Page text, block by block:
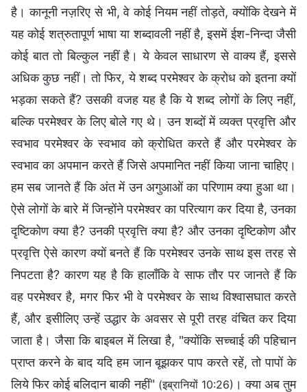
है। कानूनी नज़रिए से भी, वे कोई नियम नहीं तोड़ते, क्योंकि देखने में
यह कोई शत्रुतापूर्ण भाषा या शब्दावली नहीं है, इसमें ईश-निन्दा जैसी
कोई बात तो बिल्कुल नहीं है। ये केवल साधारण से वाक्य हैं, इससे
अधिक कुछ नहीं। तो फिर, ये शब्द परमेश्वर के क्रोध को इतना क्यों
भड़का सकते हैं? उसकी वजह यह है कि ये शब्द लोगों के लिए नहीं,
बल्कि परमेश्वर के लिए बोले गए थे। उन शब्दों में व्यक्त प्रवृत्ति और
स्वभाव परमेश्वर के स्वभाव को क्रोधित करते हैं और परमेश्वर के
स्वभाव का अपमान करते हैं जिसे अपमानित नहीं किया जाना चाहिए।
हम सब जानते हैं कि अंत में उन अगुआओं का परिणाम क्या हुआ था।
ऐसे लोगों के बारे में जिन्होंने परमेश्वर का परित्याग कर दिया है, उनका
दृष्टिकोण क्या है? उनकी प्रवृत्ति क्या है? और उनका दृष्टिकोण और
प्रवृत्ति ऐसे कारण क्यों बनते हैं कि परमेश्वर उनके साथ इस तरह से
निपटता है? कारण यह है कि हालाँकि वे साफ तौर पर जानते हैं कि
वह परमेश्वर है, मगर फिर भी वे परमेश्वर के साथ विश्वासघात करते
हैं, और इसीलिए उन्हें उद्धार के अवसर से पूरी तरह वंचित कर दिया
जाता है। जैसा कि बाइबल में लिखा है, "क्योंकि सच्‍चाई की पहिचान
प्राप्‍त करने के बाद यदि हम जान बूझकर पाप करते रहें, तो पापों के
लिये फिर कोई बलिदान बाकी नहीं" (इब्रानियों 10:26) । क्या अब तुम